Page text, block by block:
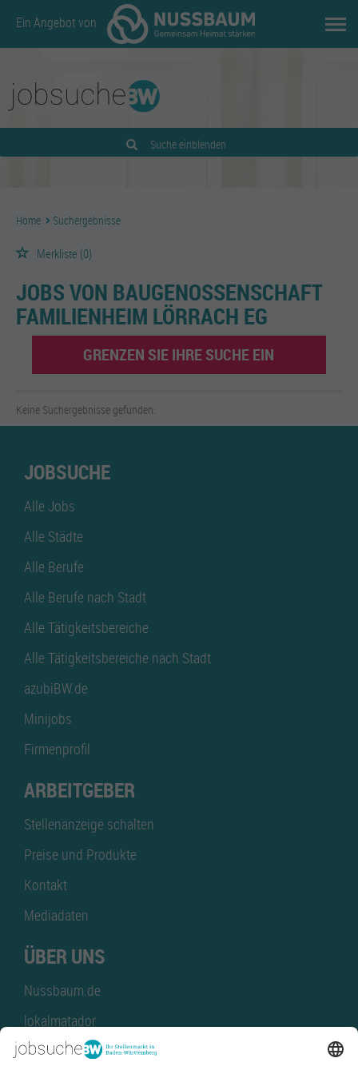
Ein Angebot von
Suche einblenden
Home Suchergebnisse
Merkliste (0)
JOBS VON BAUGENOSSENSCHAFT
FAMILIENHEIM LÖRRACH EG
GRENZEN SIE IHRE SUCHE EIN
Keine Suchergebnisse gefunden.
JOBSUCHE
Alle Jobs
Alle Städte
Alle Berufe
Alle Berufe nach Stadt
Alle Tätigkeitsbereiche
Alle Tätigkeitsbereiche nach Stadt
azubiBW.de
Minijobs
Firmenprofil
ARBEITGEBER
Stellenanzeige schalten
Preise und Produkte
Kontakt
Mediadaten
ÜBER UNS
Nussbaum.de
lokalmatador
kaufinBW